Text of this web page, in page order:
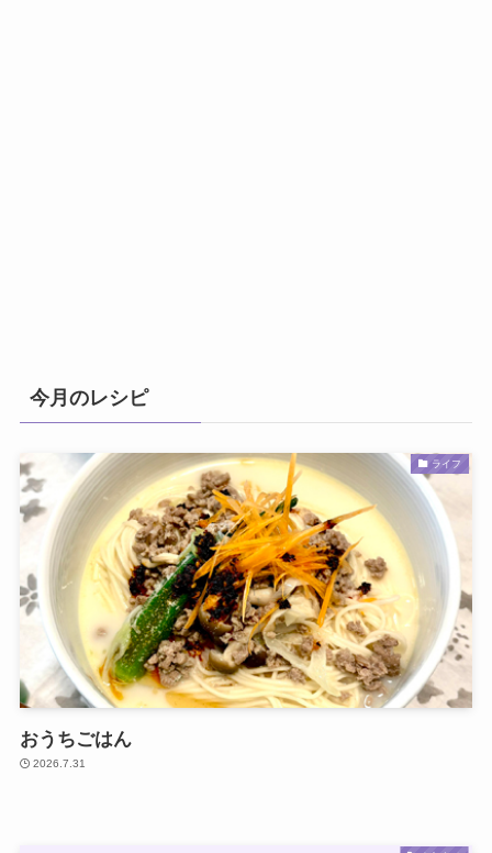
今月のレシピ
ライフ
おうちごはん
2026.7.31